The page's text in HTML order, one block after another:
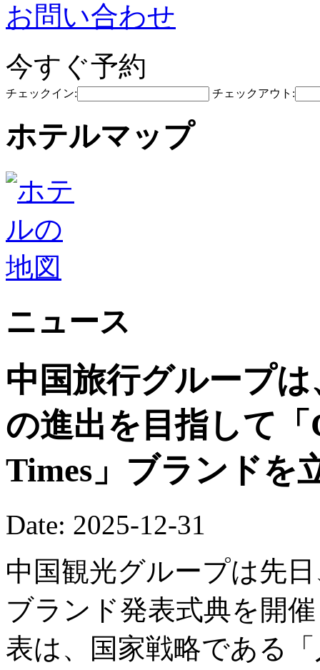
お問い合わせ
今すぐ予約
チェックイン: チェックアウト:
ホテルマップ
ニュース
中国旅行グループ
の進出を目指して
Times」ブランドを
Date: 2025-12-31
中国観光グループは先
ブランド発表式典を開
表は、国家戦略である